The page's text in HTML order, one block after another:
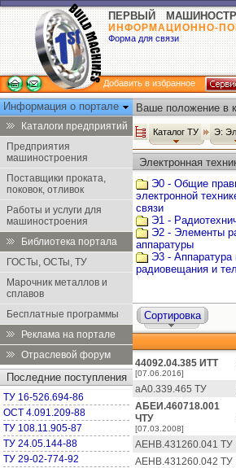
ПЕРВЫЙ
ИНФОРМАЦИОННО-
Форма для связи
Добавить в избранное
Информация о портале
Каталоги предприятий
Предприятия
машиностроения
Поставщики проката,
поковок, отливок
Работы и услуги для
машиностроения
Библиотека портала
ГОСТы, ОСТы, ТУ
Марочник металлов и
сплавов
Бесплатные программы
Реклама на портале
Отраслевой форум
Последние поступления
ТУ 16-526.694-86
ОСТ 4.091.209-88
ТУ 108.11.905-87
ТУ 24.05.144-88
ТУ 29-02-774-92
Ваше положение в
Каталог ТУ Э:
Электронная
Э0 - Общие
электронной
связи
Э1 -
Э2 - Элементы
аппаратуры
Э3 - Аппаратура
радиовещания и
Сортировка
44092.04.385 ИТТ
[07.06.2016]
аА0.339.465 ТУ
АБЕИ.460718.001
ЧТУ
[07.03.2008]
АЕНВ.431260.041 ТУ
АЕНВ.431260.042 ТУ